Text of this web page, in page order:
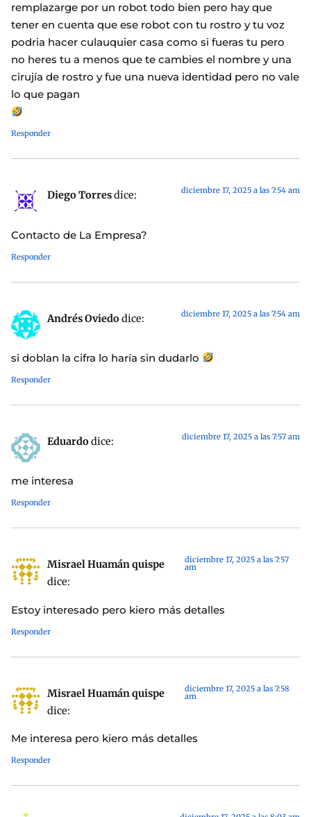
remplazarge por un robot todo bien pero hay que
tener en cuenta que ese robot con tu rostro y tu voz
podria hacer culauquier casa como si fueras tu pero
no heres tu a menos que te cambies el nombre y una
cirujía de rostro y fue una nueva identidad pero no vale
lo que pagan
Responder
Diego Torresdice: diciembre 17, 2025 a las 7:54 am
Contacto de La Empresa?
Responder
Andrés Oviedodice: diciembre 17, 2025 a las 7:54 am
si doblan la cifra lo haría sin dudarlo
Responder
Eduardodice: diciembre 17, 2025 a las 7:57 am
me interesa
Responder
Misrael Huamán quispe
dice:
diciembre 17, 2025 a las 7:57
am
Estoy interesado pero kiero más detalles
Responder
Misrael Huamán quispe
dice:
diciembre 17, 2025 a las 7:58
am
Me interesa pero kiero más detalles
Responder